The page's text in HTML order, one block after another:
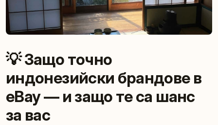
💡 Защо точно
индонезийски брандове в
eBay — и защо те са шанс
за вас